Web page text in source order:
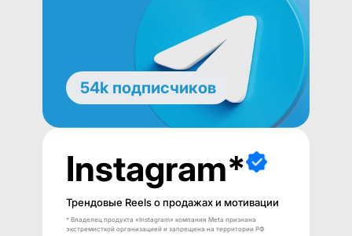
54k подписчиков
Instagram*
Трендовые Reels о продажах и мотивации
* Владелец продукта «Instagram» компания Meta признана
экстремисткой организацией и запрещена на территории РФ